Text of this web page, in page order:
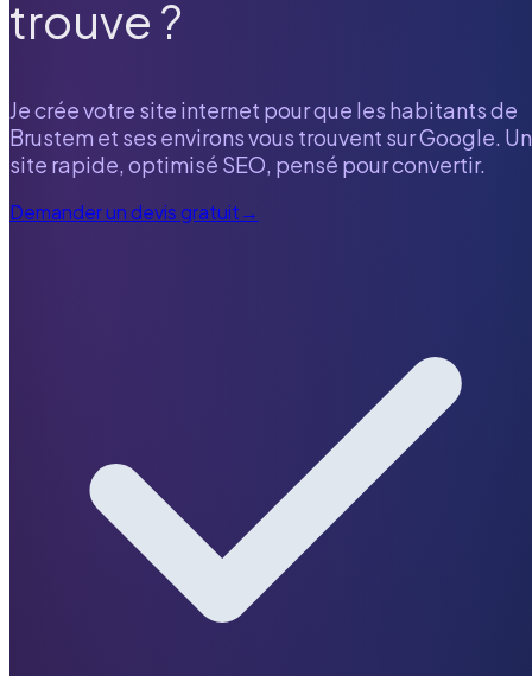
trouve ?
Je crée votre site internet pour que les habitants de
Brustem et ses environs vous trouvent sur Google. Un
site rapide, optimisé SEO, pensé pour convertir.
Demander un devis gratuit→